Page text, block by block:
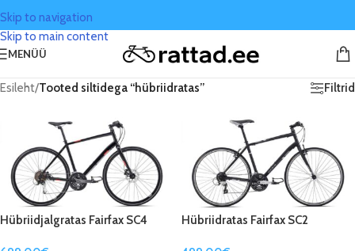
Skip to navigation
Skip to main content
MENÜÜ
Esileht/Tooted siltidega “hübriidratas” Filtrid
Hübriidjalgratas Fairfax SC4 Hübriidratas Fairfax SC2